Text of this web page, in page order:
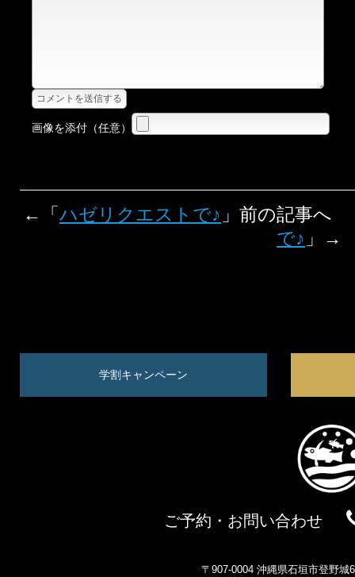
画像を添付（任意）
←「 ハゼリクエストで♪ 」前の記事
で♪ 」→
学割キャンペーン
ご予約・お問い合わせ
〒907-0004 沖縄県石垣市登野城